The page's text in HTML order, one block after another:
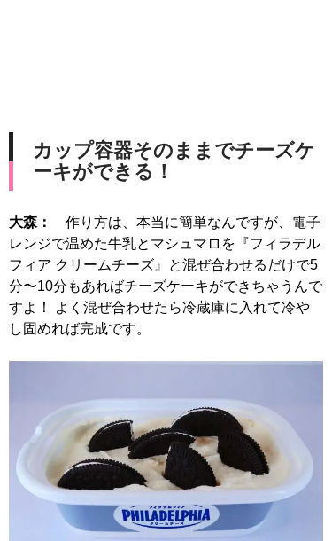
カップ容器そのままでチーズケ
ーキができる！
大森： 作り方は、本当に簡単なんですが、電子
レンジで温めた牛乳とマシュマロを『フィラデル
フィア クリームチーズ』と混ぜ合わせるだけで5
分〜10分もあればチーズケーキができちゃうんで
すよ！ よく混ぜ合わせたら冷蔵庫に入れて冷や
し固めれば完成です。